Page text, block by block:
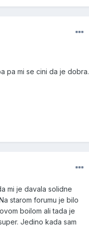
pa mi se cini da je dobra.
mi je davala solidne
starom forumu je bilo
boilom ali tada je
Jedino kada sam